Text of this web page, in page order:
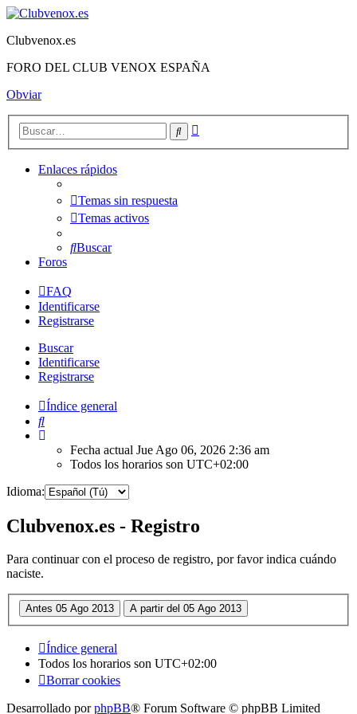
Clubvenox.es
FORO DEL CLUB VENOX ESPAÑA
Obviar
Buscar
Enlaces rápidos
Temas sin respuesta
Temas activos
Buscar
Foros
FAQ
Identificarse
Registrarse
Buscar
Identificarse
Registrarse
Índice general
Buscar
Fecha actual Jue Ago 06, 2026 2:36 am
Todos los horarios son UTC+02:00
Idioma:
Clubvenox.es - Registro
Para continuar con el proceso de registro, por favor indica cuándo
naciste.
Índice general
Todos los horarios son UTC+02:00
Borrar cookies
Desarrollado porphpBB® Forum Software © phpBB Limited